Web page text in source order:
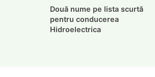
Două nume pe lista scurtă
pentru conducerea
Hidroelectrica